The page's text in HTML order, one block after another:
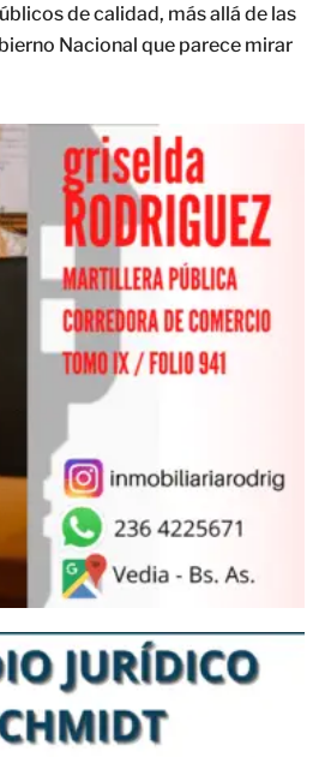
de calidad, más allá de las
Nacional que parece mirar